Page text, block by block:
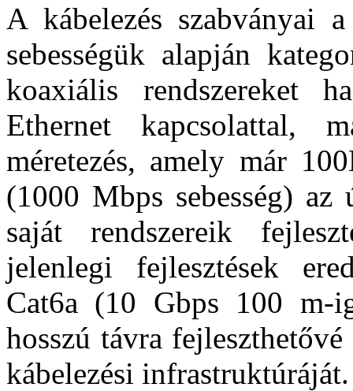
A kábelezés szabványai
sebességük alapján
koaxiális rendszereket
Ethernet kapcsolattal,
méretezés, amely már
(1000 Mbps sebesség) az
saját rendszereik
jelenlegi fejlesztések
Cat6a (10 Gbps 100 m-
hosszú távra
kábelezési infrastruktúráját.